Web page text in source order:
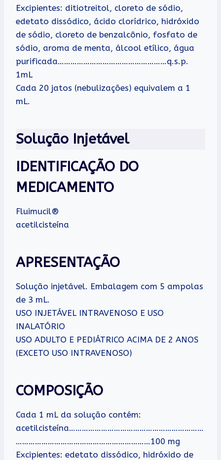
Excipientes: ditiotreitol, cloreto de sódio,
edetato dissódico, ácido clorídrico, hidróxido
de sódio, cloreto de benzalcônio, fosfato de
sódio, aroma de menta, álcool etílico, água
purificada……………………………………………q.s.p.
1mL
Cada 20 jatos (nebulizações) equivalem a 1
mL.
Solução Injetável
IDENTIFICAÇÃO DO
MEDICAMENTO
Fluimucil®
acetilcisteína
APRESENTAÇÃO
Solução injetável. Embalagem com 5 ampolas
de 3 mL.
USO INJETÁVEL INTRAVENOSO E USO
INALATÓRIO
USO ADULTO E PEDIÁTRICO ACIMA DE 2 ANOS
(EXCETO USO INTRAVENOSO)
COMPOSIÇÃO
Cada 1 mL da solução contém:
acetilcisteína………………………………………………………
………………………………………………………100 mg
Excipientes: edetato dissódico, hidróxido de